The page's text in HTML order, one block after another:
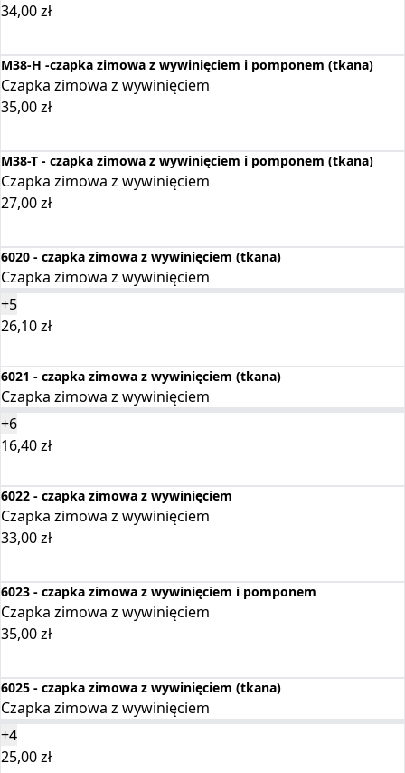
34,00zł
M38-H -czapka zimowa z wywinięciem i pomponem (tkana)
Czapka zimowa z wywinięciem
35,00zł
M38-T - czapka zimowa z wywinięciem i pomponem (tkana)
Czapka zimowa z wywinięciem
27,00zł
6020 - czapka zimowa z wywinięciem (tkana)
Czapka zimowa z wywinięciem
+5
26,10zł
6021 - czapka zimowa z wywinięciem (tkana)
Czapka zimowa z wywinięciem
+6
16,40zł
6022 - czapka zimowa z wywinięciem
Czapka zimowa z wywinięciem
33,00zł
6023 - czapka zimowa z wywinięciem i pomponem
Czapka zimowa z wywinięciem
35,00zł
6025 - czapka zimowa z wywinięciem (tkana)
Czapka zimowa z wywinięciem
+4
25,00zł